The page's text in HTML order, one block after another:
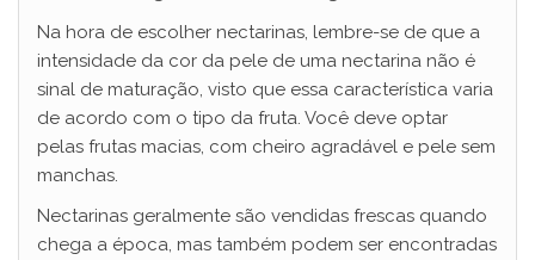
Na hora de escolher nectarinas, lembre-se de que a
intensidade da cor da pele de uma nectarina não é
sinal de maturação, visto que essa característica varia
de acordo com o tipo da fruta. Você deve optar
pelas frutas macias, com cheiro agradável e pele sem
manchas.
Nectarinas geralmente são vendidas frescas quando
chega a época, mas também podem ser encontradas